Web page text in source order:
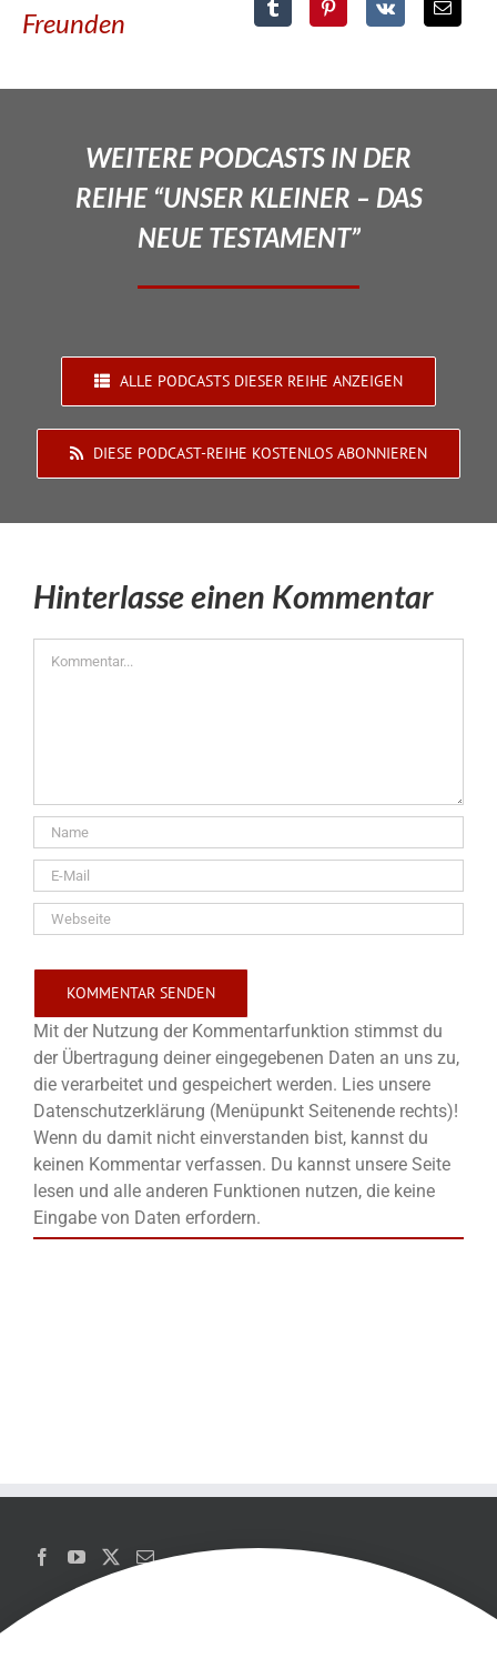
Freunden
WEITERE PODCASTS IN DER
REIHE “UNSER KLEINER – DAS
NEUE TESTAMENT”
ALLE PODCASTS DIESER REIHE ANZEIGEN
DIESE PODCAST-REIHE KOSTENLOS ABONNIEREN
Hinterlasse einen Kommentar
Mit der Nutzung der Kommentarfunktion stimmst du
der Übertragung deiner eingegebenen Daten an uns zu,
die verarbeitet und gespeichert werden. Lies unsere
Datenschutzerklärung (Menüpunkt Seitenende rechts)!
Wenn du damit nicht einverstanden bist, kannst du
keinen Kommentar verfassen. Du kannst unsere Seite
lesen und alle anderen Funktionen nutzen, die keine
Eingabe von Daten erfordern.